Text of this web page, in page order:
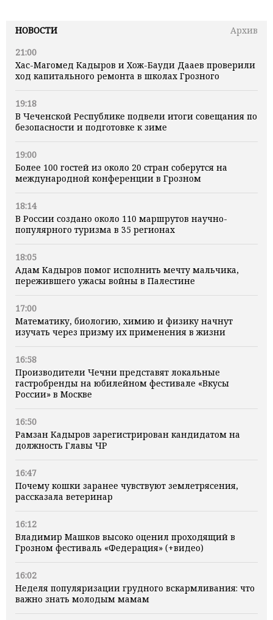
НОВОСТИ
Архив
21:00
Хас-Магомед Кадыров и Хож-Бауди Дааев проверили
ход капитального ремонта в школах Грозного
19:18
В Чеченской Республике подвели итоги совещания по
безопасности и подготовке к зиме
19:00
Более 100 гостей из около 20 стран соберутся на
международной конференции в Грозном
18:14
В России создано около 110 маршрутов научно-
популярного туризма в 35 регионах
18:05
Адам Кадыров помог исполнить мечту мальчика,
пережившего ужасы войны в Палестине
17:00
Математику, биологию, химию и физику начнут
изучать через призму их применения в жизни
16:58
Производители Чечни представят локальные
гастробренды на юбилейном фестивале «Вкусы
России» в Москве
16:50
Рамзан Кадыров зарегистрирован кандидатом на
должность Главы ЧР
16:47
Почему кошки заранее чувствуют землетрясения,
рассказала ветеринар
16:12
Владимир Машков высоко оценил проходящий в
Грозном фестиваль «Федерация» (+видео)
16:02
Неделя популяризации грудного вскармливания: что
важно знать молодым мамам